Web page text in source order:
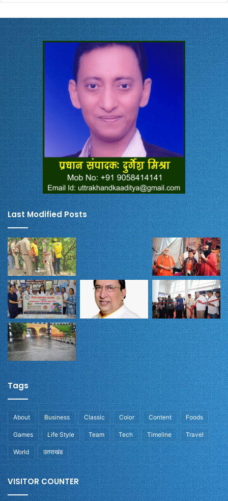
Last Modified Posts
Tags
About Business Classic Color Content Foods
Games Life Style Team Tech Timeline Travel
World उतराखंड
VISITOR COUNTER